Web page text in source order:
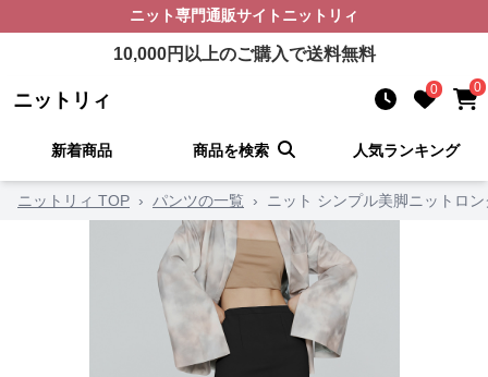
ニット専門通販サイト ニットリィ
10,000円以上のご購入で送料無料
ニットリィ 0 0
新着商品 商品を検索 人気ランキング
ニットリィ TOP › パンツの一覧 › ニット シンプル美脚ニットロ